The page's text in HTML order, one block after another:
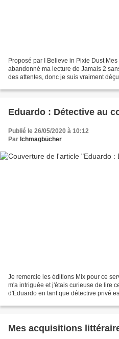
Proposé par I Believe in Pixie Dust
abandonné ma lecture de Jamais 2
des attentes, donc je suis vraiment
Eduardo : Détective au
Publié le 26/05/2020 à 10:12
Par Ichmagbücher
Je remercie les éditions Mix pour ce
m'a intriguée et j'étais curieuse de lire
d'Eduardo en tant que détective privé
Mes acquisitions